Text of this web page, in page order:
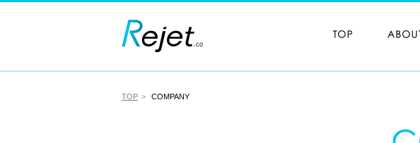
TOP COMPANY